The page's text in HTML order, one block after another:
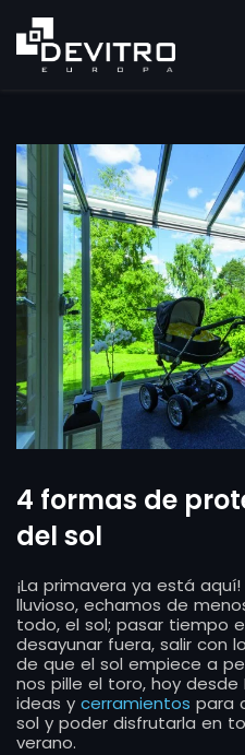
4 formas de
del sol
¡La primavera ya está
lluvioso, echamos de
todo, el sol; pasar tiempo
desayunar fuera, salir con
de que el sol empiece a
nos pille el toro, hoy
ideas y cerramientos para
sol y poder disfrutarla en
verano.